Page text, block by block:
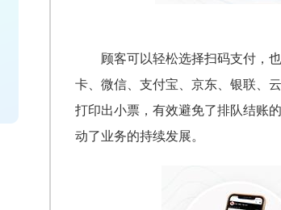
顾客可以轻松选择扫码支付，
卡、微信、支付宝、京东、银联、
打印出小票，有效避免了排队结账
动了业务的持续发展。